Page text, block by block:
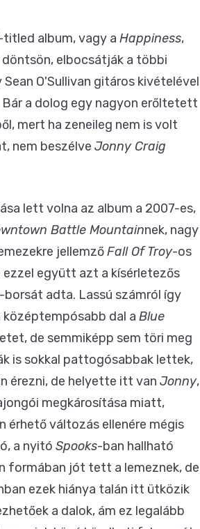
album, vagy a Happiness,
elbocsátják a többi
O'Sullivan gitáros kivételével
Bár a dolog egy nagyon erőltetett
mert ha zeneileg nem is volt
nem beszélve Jonny Craig
lett volna az album a 2007-es,
Battle Mountainnek, nagy
jellemzőFall Of Troy-os
együtt azt a kísérletezős
adta. Lassú számról így
középtempósabb dal aBlue
de semmiképp sem töri meg
is sokkal pattogósabbak lettek,
érezni, de helyette itt van Jonny,
megkárosítása miatt,
érhető változás ellenére mégis
a nyitó Spooks-ban hallható
formában jót tett a lemeznek, de
ezek hiánya talán itt ütközik
a dalok, ám ez legalább